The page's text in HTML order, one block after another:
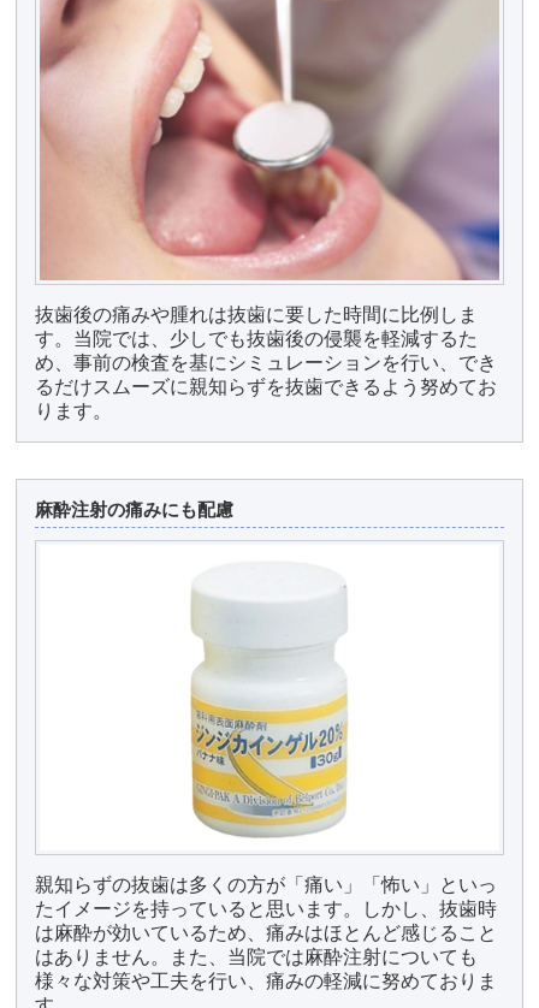
抜歯後の痛みや腫れは抜歯に要した時間に比例しま
す。当院では、少しでも抜歯後の侵襲を軽減するた
め、事前の検査を基にシミュレーションを行い、でき
るだけスムーズに親知らずを抜歯できるよう努めてお
ります。
麻酔注射の痛みにも配慮
親知らずの抜歯は多くの方が「痛い」「怖い」といっ
たイメージを持っていると思います。しかし、抜歯時
は麻酔が効いているため、痛みはほとんど感じること
はありません。また、当院では麻酔注射についても
様々な対策や工夫を行い、痛みの軽減に努めておりま